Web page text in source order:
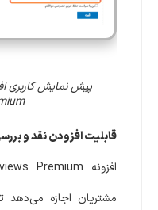
قابلیت افزودن نقد و
مشتریان اجازه